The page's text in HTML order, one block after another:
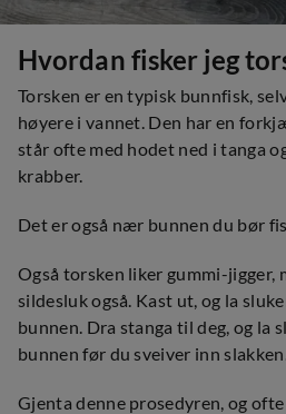
Hvordan fisker jeg
Torsken er en typisk bunnfisk,
høyere i vannet. Den har en
står ofte med hodet ned i tanga
krabber.
Det er også nær bunnen du bør
Også torsken liker gummi-jigger,
sildesluk også. Kast ut, og la
bunnen. Dra stanga til deg, og la
bunnen før du sveiver inn
Gjenta denne prosedyren, og